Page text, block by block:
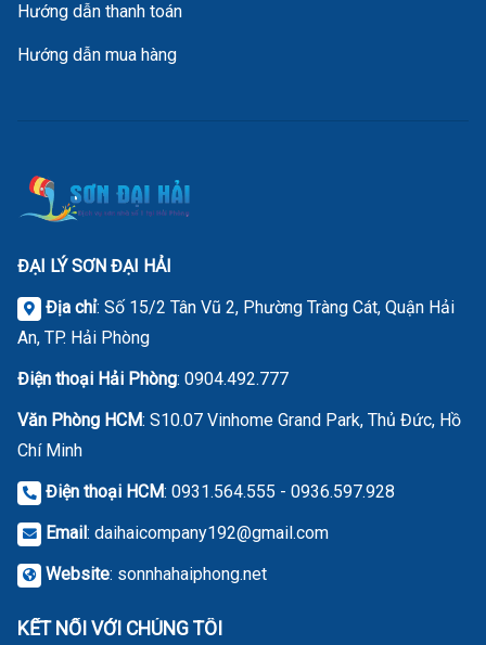
Hướng dẫn thanh toán
Hướng dẫn mua hàng
ĐẠI LÝ SƠN ĐẠI HẢI
Địa chỉ: Số 15/2 Tân Vũ 2, Phường Tràng Cát, Quận Hải
An, TP. Hải Phòng
Điện thoại Hải Phòng: 0904.492.777
Văn Phòng HCM: S10.07 Vinhome Grand Park, Thủ Đức, Hồ
Chí Minh
Điện thoại HCM: 0931.564.555 - 0936.597.928
Email: daihaicompany192@gmail.com
Website: sonnhahaiphong.net
KẾT NỐI VỚI CHÚNG TÔI